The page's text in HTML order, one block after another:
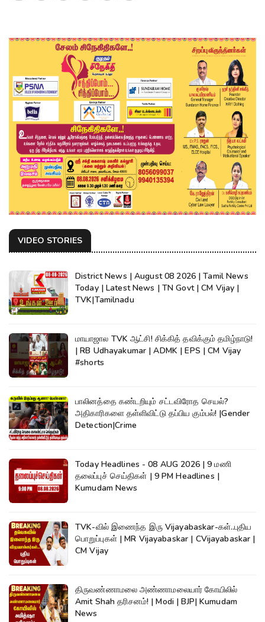
VIDEO STORIES
District News | August 08 2026 | Tamil News
Today | Latest News | TN Govt | CM Vijay |
TVK|Tamilnadu
மாயாஜால TVK ஆட்சி! சிக்கித் தவிக்கும் தமிழ்நாடு!
| RB Udhayakumar | ADMK | EPS | CM Vijay
#shorts
பாலினத்தை கண்டறியும் சட்டவிரோத செயல்?
அதிகாரிகளை தள்ளிவிட்டு தப்பிய கும்பல்! |Gender
Detection|Crime
Today Headlines - 08 AUG 2026 | 9 மணி
தலைப்புச் செய்திகள் | 9 PM Headlines |
Kumudam News
TVK-வில் இணைந்த இரு Vijayabaskar-கள்..புதிய
பொறுப்புகள் | MR Vijayabaskar | CVijayabaskar |
CM Vijay
திருவண்ணாமலை அண்ணாமலையார் கோயிலில்
Amit Shah தரிசனம்! | Modi | BJP| Kumudam
News